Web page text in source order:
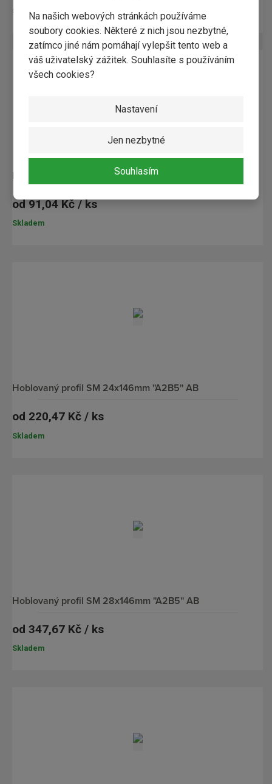
Na našich webových stránkách používáme
soubory cookies. Některé z nich jsou nezbytné,
zatímco jiné nám pomáhají vylepšit tento web a
váš uživatelský zážitek. Souhlasíte s používáním
všech cookies?
Nastavení
Jen nezbytné
Souhlasím
Skladem
hoblovaný profil SM 18,5x96mm ''A4B4'' C
od91,04 Kč / ks
Skladem
hoblovaný profil SM 24x146mm ''A2B5'' AB
od 220,47 Kč / ks
Skladem
hoblovaný profil SM 28x146mm ''A2B5'' AB
od 347,67 Kč / ks
Skladem